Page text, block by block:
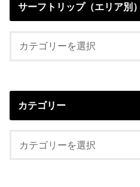
サーフトリップ（エリア別）
カテゴリー